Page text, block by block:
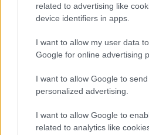
related to advertising like
device identifiers in apps.
I want to allow my user data
Google for online advertising
I want to allow Google to
personalized advertising.
I want to allow Google to
related to analytics like
Τι ακριβώς είναι οι φυτικές